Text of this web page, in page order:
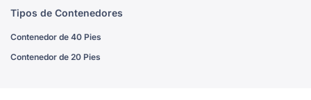
Tipos de Contenedores
Contenedor de 40 Pies
Contenedor de 20 Pies